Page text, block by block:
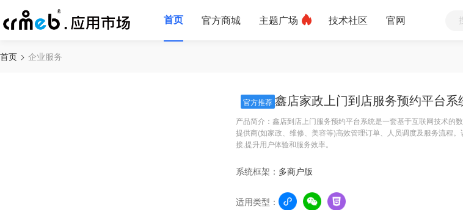
首页 官方商城 主题广场 技术社区 官网
首页 企业服务
官方推荐 鑫店家政上门到店服务预约平台
产品简介：鑫店到店上门服务预约平台系统是一套基于互联网技术的
提供商(如家政、维修、美容等)高效管理订单、人员调度及服务流程
接,提升用户体验和服务效率。
系统框架： 多商户版
适用类型：